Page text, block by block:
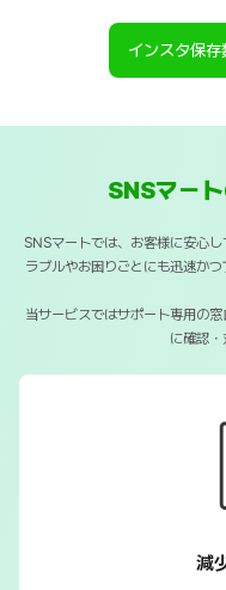
インスタ保
SNSマー
SNSマートでは、お客様に安心
ラブルやお困りごとにも迅速か
当サービスではサポート専用の
に確認・
減